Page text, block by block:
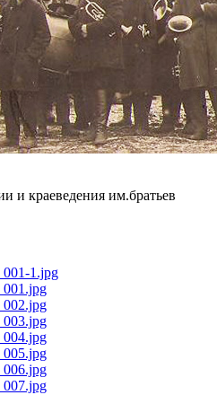
и краеведения им.братьев